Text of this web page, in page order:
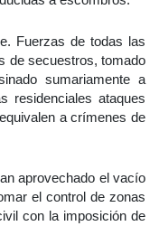
Fuerzas de todas las
de secuestros, tomado
sumariamente a
residenciales ataques
a crímenes de
aprovechado el vacío
el control de zonas
con la imposición de